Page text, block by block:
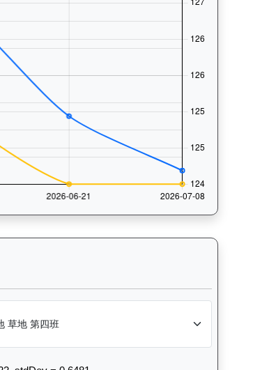
勢，分析馬匹的跑法風格和衝線
奇駿（L362）— 完成時間標準差分析